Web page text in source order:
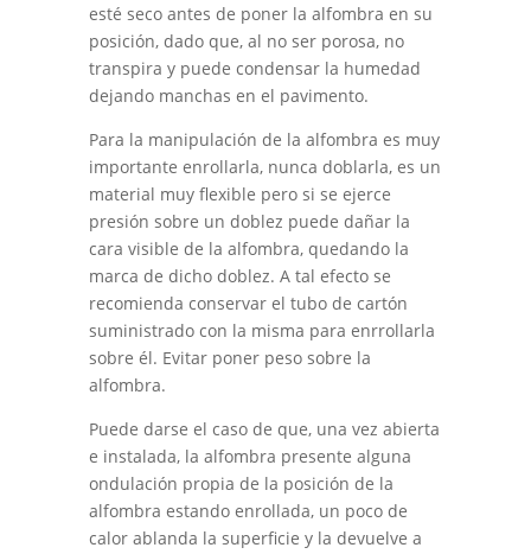
esté seco antes de poner la alfombra en su
posición, dado que, al no ser porosa, no
transpira y puede condensar la humedad
dejando manchas en el pavimento.
Para la manipulación de la alfombra es muy
importante enrollarla, nunca doblarla, es un
material muy flexible pero si se ejerce
presión sobre un doblez puede dañar la
cara visible de la alfombra, quedando la
marca de dicho doblez. A tal efecto se
recomienda conservar el tubo de cartón
suministrado con la misma para enrrollarla
sobre él. Evitar poner peso sobre la
alfombra.
Puede darse el caso de que, una vez abierta
e instalada, la alfombra presente alguna
ondulación propia de la posición de la
alfombra estando enrollada, un poco de
calor ablanda la superficie y la devuelve a